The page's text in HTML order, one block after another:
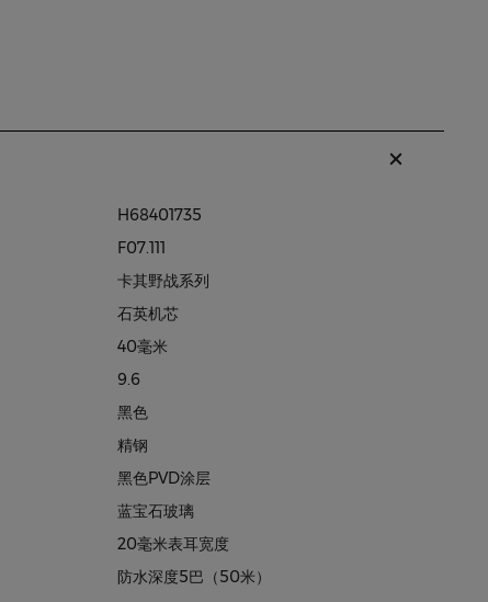
H68401735
F07.111
卡其野战系列
石英机芯
40毫米
9.6
黑色
精钢
黑色PVD涂层
蓝宝石玻璃
20毫米表耳宽度
防水深度5巴（50米）